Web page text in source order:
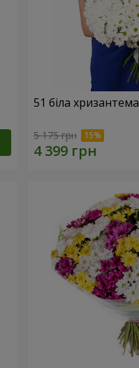
51 біла хризантема
5 175 грн